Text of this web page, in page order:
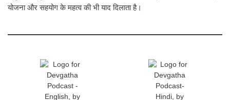
योजना और सहयोग के महत्व की भी याद दिलाता है।